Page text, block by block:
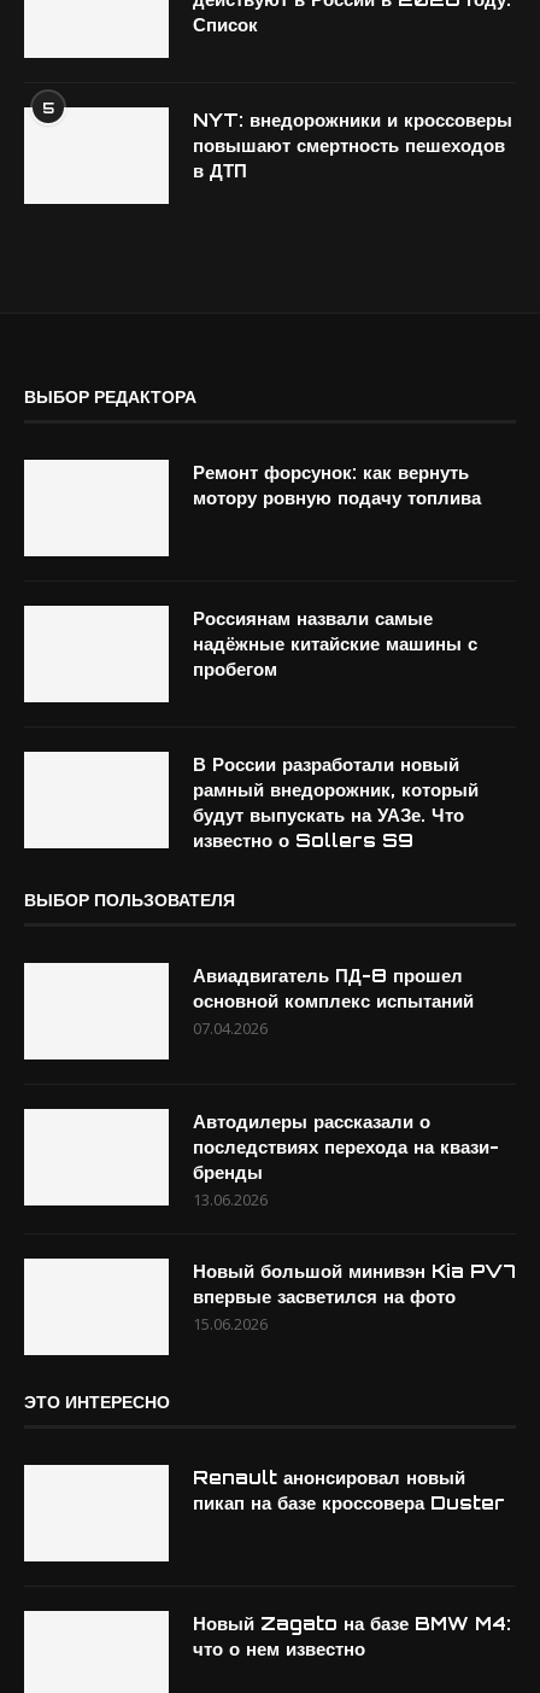
Список
5
NYT: внедорожники и кроссоверы
повышают смертность пешеходов
в ДТП
ВЫБОР РЕДАКТОРА
Ремонт форсунок: как вернуть
мотору ровную подачу топлива
Россиянам назвали самые
надёжные китайские машины с
пробегом
В России разработали новый
рамный внедорожник, который
будут выпускать на УАЗе. Что
известно о Sollers S9
ВЫБОР ПОЛЬЗОВАТЕЛЯ
Авиадвигатель ПД-8 прошел
основной комплекс испытаний
07.04.2026
Автодилеры рассказали о
последствиях перехода на квази-
бренды
13.06.2026
Новый большой минивэн Kia PV7
впервые засветился на фото
15.06.2026
ЭТО ИНТЕРЕСНО
Renault анонсировал новый
пикап на базе кроссовера Duster
Новый Zagato на базе BMW M4:
что о нем известно